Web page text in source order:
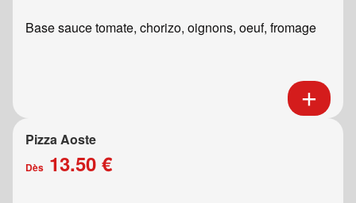
Base sauce tomate, chorizo, oignons, oeuf, fromage
Pizza Aoste
Dès 13.50 €